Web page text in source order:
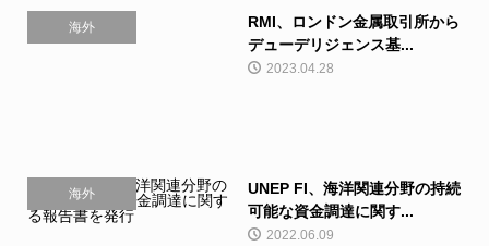
海外
RMI、ロンドン金属取引所から
デューデリジェンス基...
2023.04.28
海外
UNEP FI、海洋関連分野の持続
可能な資金調達に関す...
2022.06.09